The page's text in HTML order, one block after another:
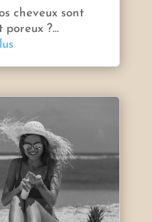
cheveux sont
?...